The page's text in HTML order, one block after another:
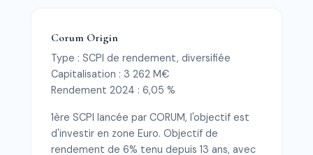
Corum Origin
Type : SCPI de rendement, diversifiée
Capitalisation : 3 262 M€
Rendement 2024 : 6,05 %
1ère SCPI lancée par CORUM, l'objectif est
d'investir en zone Euro. Objectif de
rendement de 6% tenu depuis 13 ans, avec